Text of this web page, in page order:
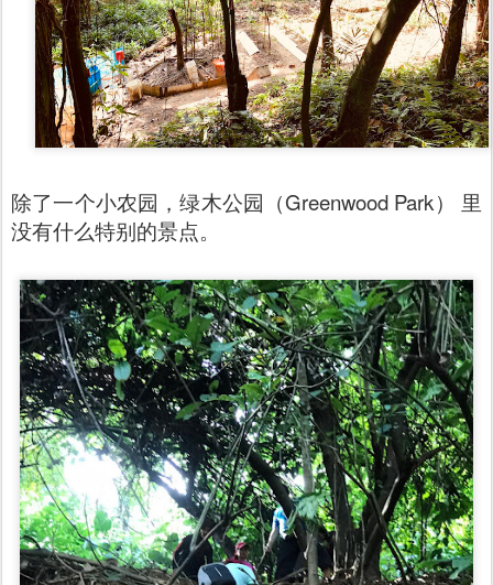
除了一个小农园，绿木公园（Greenwood Park） 里
没有什么特别的景点。